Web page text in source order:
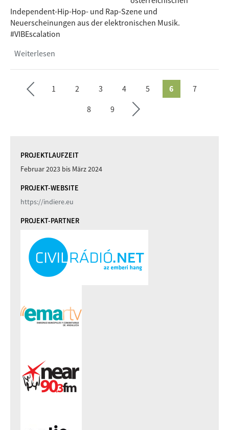
Independent-Hip-Hop- und Rap-Szene und
Neuerscheinungen aus der elektronischen Musik.
#VIBEscalation
Weiterlesen
1 2 3 4 5 6
7
8
9
PROJEKTLAUFZEIT
Februar 2023 bis März 2024
PROJEKT-WEBSITE
https://indiere.eu
PROJEKT-PARTNER